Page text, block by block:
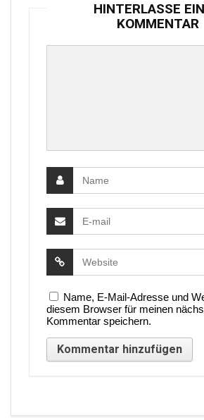
HINTERLASSE
KOMMENTAR
Name, E-Mail-Adresse und
diesem Browser für meinen
Kommentar speichern.